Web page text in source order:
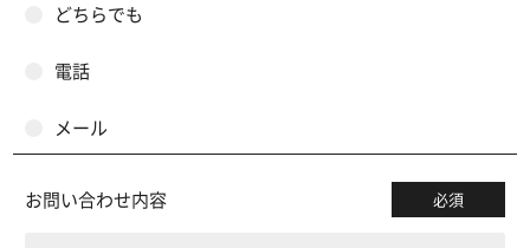
どちらでも
電話
メール
お問い合わせ内容 必須